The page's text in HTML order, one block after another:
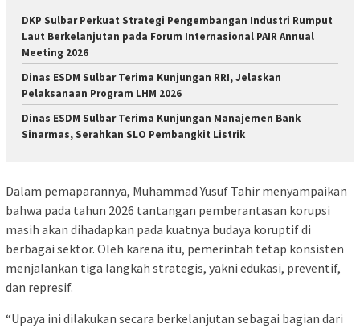
DKP Sulbar Perkuat Strategi Pengembangan Industri Rumput
Laut Berkelanjutan pada Forum Internasional PAIR Annual
Meeting 2026
Dinas ESDM Sulbar Terima Kunjungan RRI, Jelaskan
Pelaksanaan Program LHM 2026
Dinas ESDM Sulbar Terima Kunjungan Manajemen Bank
Sinarmas, Serahkan SLO Pembangkit Listrik
Dalam pemaparannya, Muhammad Yusuf Tahir menyampaikan
bahwa pada tahun 2026 tantangan pemberantasan korupsi
masih akan dihadapkan pada kuatnya budaya koruptif di
berbagai sektor. Oleh karena itu, pemerintah tetap konsisten
menjalankan tiga langkah strategis, yakni edukasi, preventif,
dan represif.
“Upaya ini dilakukan secara berkelanjutan sebagai bagian dari